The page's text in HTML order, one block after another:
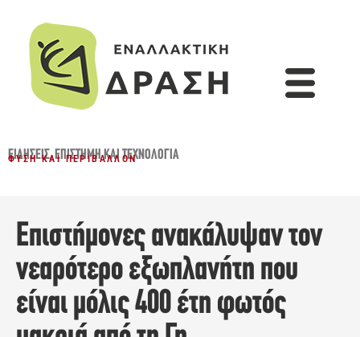
ΕΙΔΉΣΕΙΣ,ΕΠΙΣΤΉΜΗ ΚΑΙ ΤΕΧΝΟΛΟΓΊΑ
ΦΎΣΗ ΚΑΙ ΠΕΡΙΒΆΛΛΟΝ
Επιστήμονες ανακάλυψαν τον
νεαρότερο εξωπλανήτη που
είναι μόλις 400 έτη φωτός